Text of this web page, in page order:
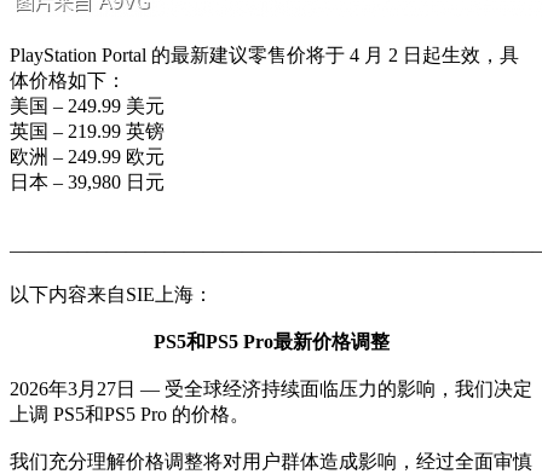
PlayStation Portal 的最新建议零售价将于 4 月 2 日起生效，具
体价格如下：
美国 – 249.99 美元
英国 – 219.99 英镑
欧洲 – 249.99 欧元
日本 – 39,980 日元
以下内容来自SIE上海：
PS5和PS5 Pro最新价格调整
2026年3月27日 — 受全球经济持续面临压力的影响，我们决定
上调 PS5和PS5 Pro 的价格。
我们充分理解价格调整将对用户群体造成影响，经过全面审慎